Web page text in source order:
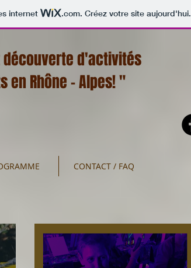
internet .com. Créez votre site aujourd'hui.
CONTACT / FAQ
d'activités
en Rhône - Alpes! "